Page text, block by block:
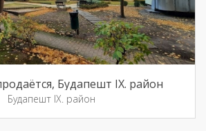
Будапешт IX. район
Будапешт IX. район